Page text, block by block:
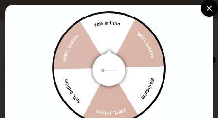
+90 216 485 60 90 Kampanyalar
%20 İndirim
0
10% İndirim
300TL indirim
5% indirim
150TL İndirim
50TL İndirim
500TL İndirim